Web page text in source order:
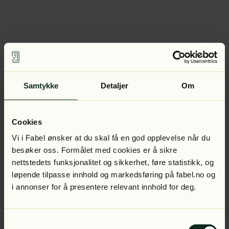
Samtykke Detaljer Om
Cookies
Vi i Fabel ønsker at du skal få en god opplevelse når du
besøker oss. Formålet med cookies er å sikre
nettstedets funksjonalitet og sikkerhet, føre statistikk, og
løpende tilpasse innhold og markedsføring på fabel.no og
i annonser for å presentere relevant innhold for deg.